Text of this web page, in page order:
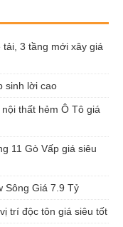
3 tầng mới xây giá
sinh lời cao
thất hẻm Ô Tô giá
11 Gò Vấp giá siêu
Sông Giá 7.9 Tỷ
trí độc tôn giá siêu tốt